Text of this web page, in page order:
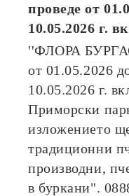
проведе от
10.05.2026 г.
''ФЛОРА
от 01.05.2026
10.05.2026 г.
Приморски
изложението
традиционни
производни,
в буркани".